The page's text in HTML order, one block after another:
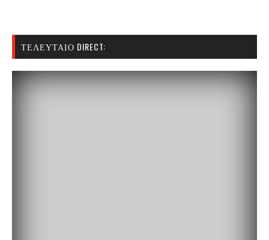
ΤΕΛΕΥΤΑΊΟ DIRECT: